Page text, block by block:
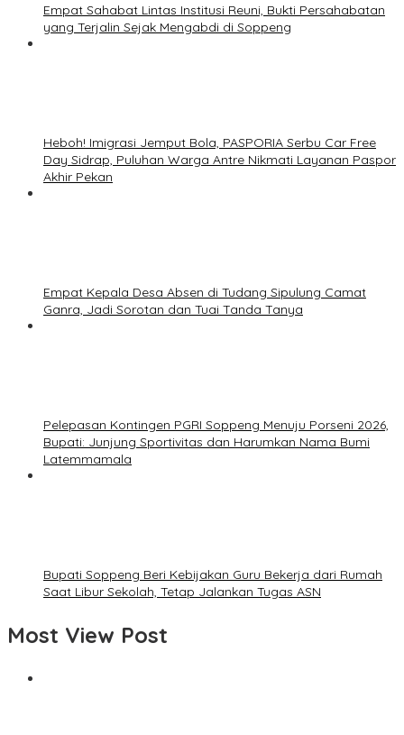
Empat Sahabat Lintas Institusi Reuni, Bukti Persahabatan
yang Terjalin Sejak Mengabdi di Soppeng
Heboh! Imigrasi Jemput Bola, PASPORIA Serbu Car Free
Day Sidrap, Puluhan Warga Antre Nikmati Layanan Paspor
Akhir Pekan
Empat Kepala Desa Absen di Tudang Sipulung Camat
Ganra, Jadi Sorotan dan Tuai Tanda Tanya
Pelepasan Kontingen PGRI Soppeng Menuju Porseni 2026,
Bupati: Junjung Sportivitas dan Harumkan Nama Bumi
Latemmamala
Bupati Soppeng Beri Kebijakan Guru Bekerja dari Rumah
Saat Libur Sekolah, Tetap Jalankan Tugas ASN
Most View Post